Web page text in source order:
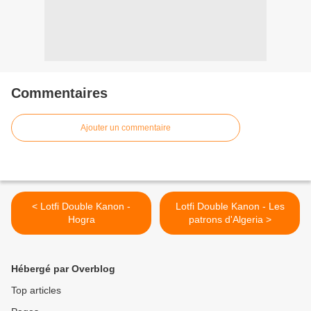
Commentaires
Ajouter un commentaire
< Lotfi Double Kanon -
Hogra
Lotfi Double Kanon - Les
patrons d'Algeria >
Hébergé par Overblog
Top articles